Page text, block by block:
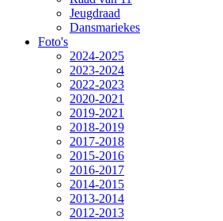
Jeugdraad
Dansmariekes
Foto's
2024-2025
2023-2024
2022-2023
2020-2021
2019-2021
2018-2019
2017-2018
2015-2016
2016-2017
2014-2015
2013-2014
2012-2013